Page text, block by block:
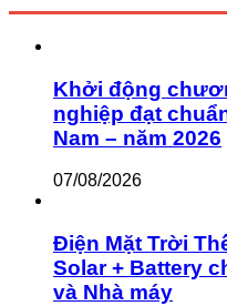
Khởi động
nghiệp đạt
Nam – năm 2026
07/08/2026
Điện Mặt Trời
Solar + Battery
và Nhà máy